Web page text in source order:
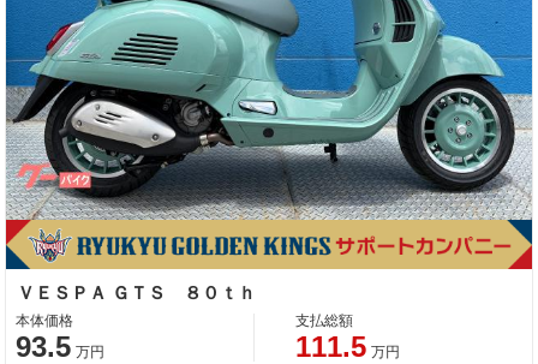
ＶＥＳＰＡ ＧＴＳ ８０ｔｈ
本体価格
93.5 万円
支払総額
111.5 万円